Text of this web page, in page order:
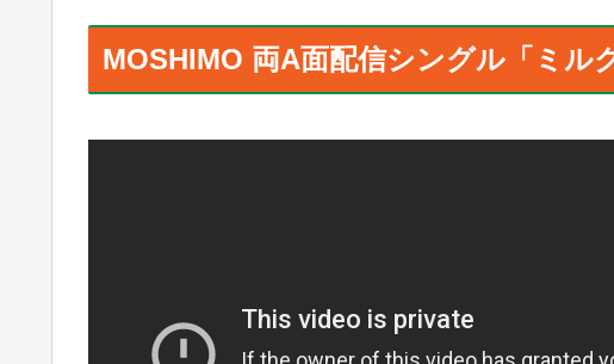
MOSHIMO 両A面配信シングル「ミル